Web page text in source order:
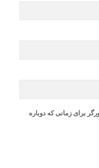
برای زمانی که دوباره